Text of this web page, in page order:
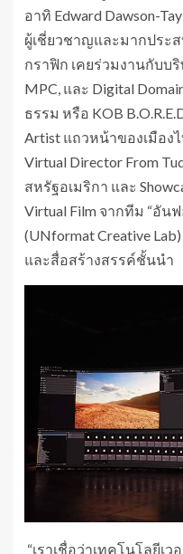
อาทิ Edward Dawson-
ผู้เชี่ยวชาญและมากประ
กราฟิก เคยร่วมงานกับบ
MPC, และ Digital
ธรรม หรือ KOB
Artist แถวหน้าของเมือง
Virtual Director From
สหรัฐอเมริกา และ
Virtual Film จากทีม “อัน
(UNformat Creative
และสื่อสร้างสรรค์ชั้นนำ
“เราเชื่อว่าเทคโนโลยีเ